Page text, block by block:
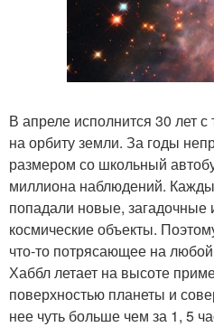
В апреле исполнится 30 лет
на орбиту земли. За годы
размером со школьный
миллиона наблюдений.
попадали новые,
космические объекты.
что-то потрясающее на любой
Хаббл летает на высоте
поверхностью планеты и
нее чуть больше чем за 1, 5